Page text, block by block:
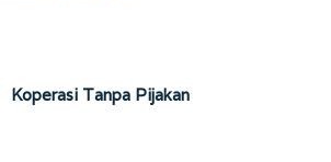
Koperasi Tanpa Pijakan